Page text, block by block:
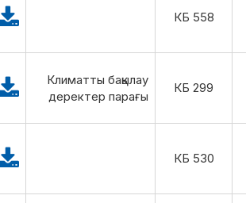
558 КБ
299 КБ
Климатты бақылау
деректер парағы
530 КБ